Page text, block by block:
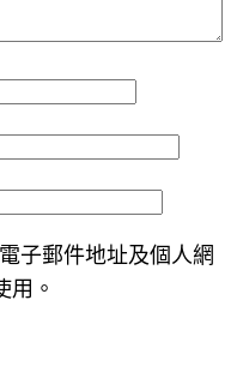
子郵件地址及個人網
用。